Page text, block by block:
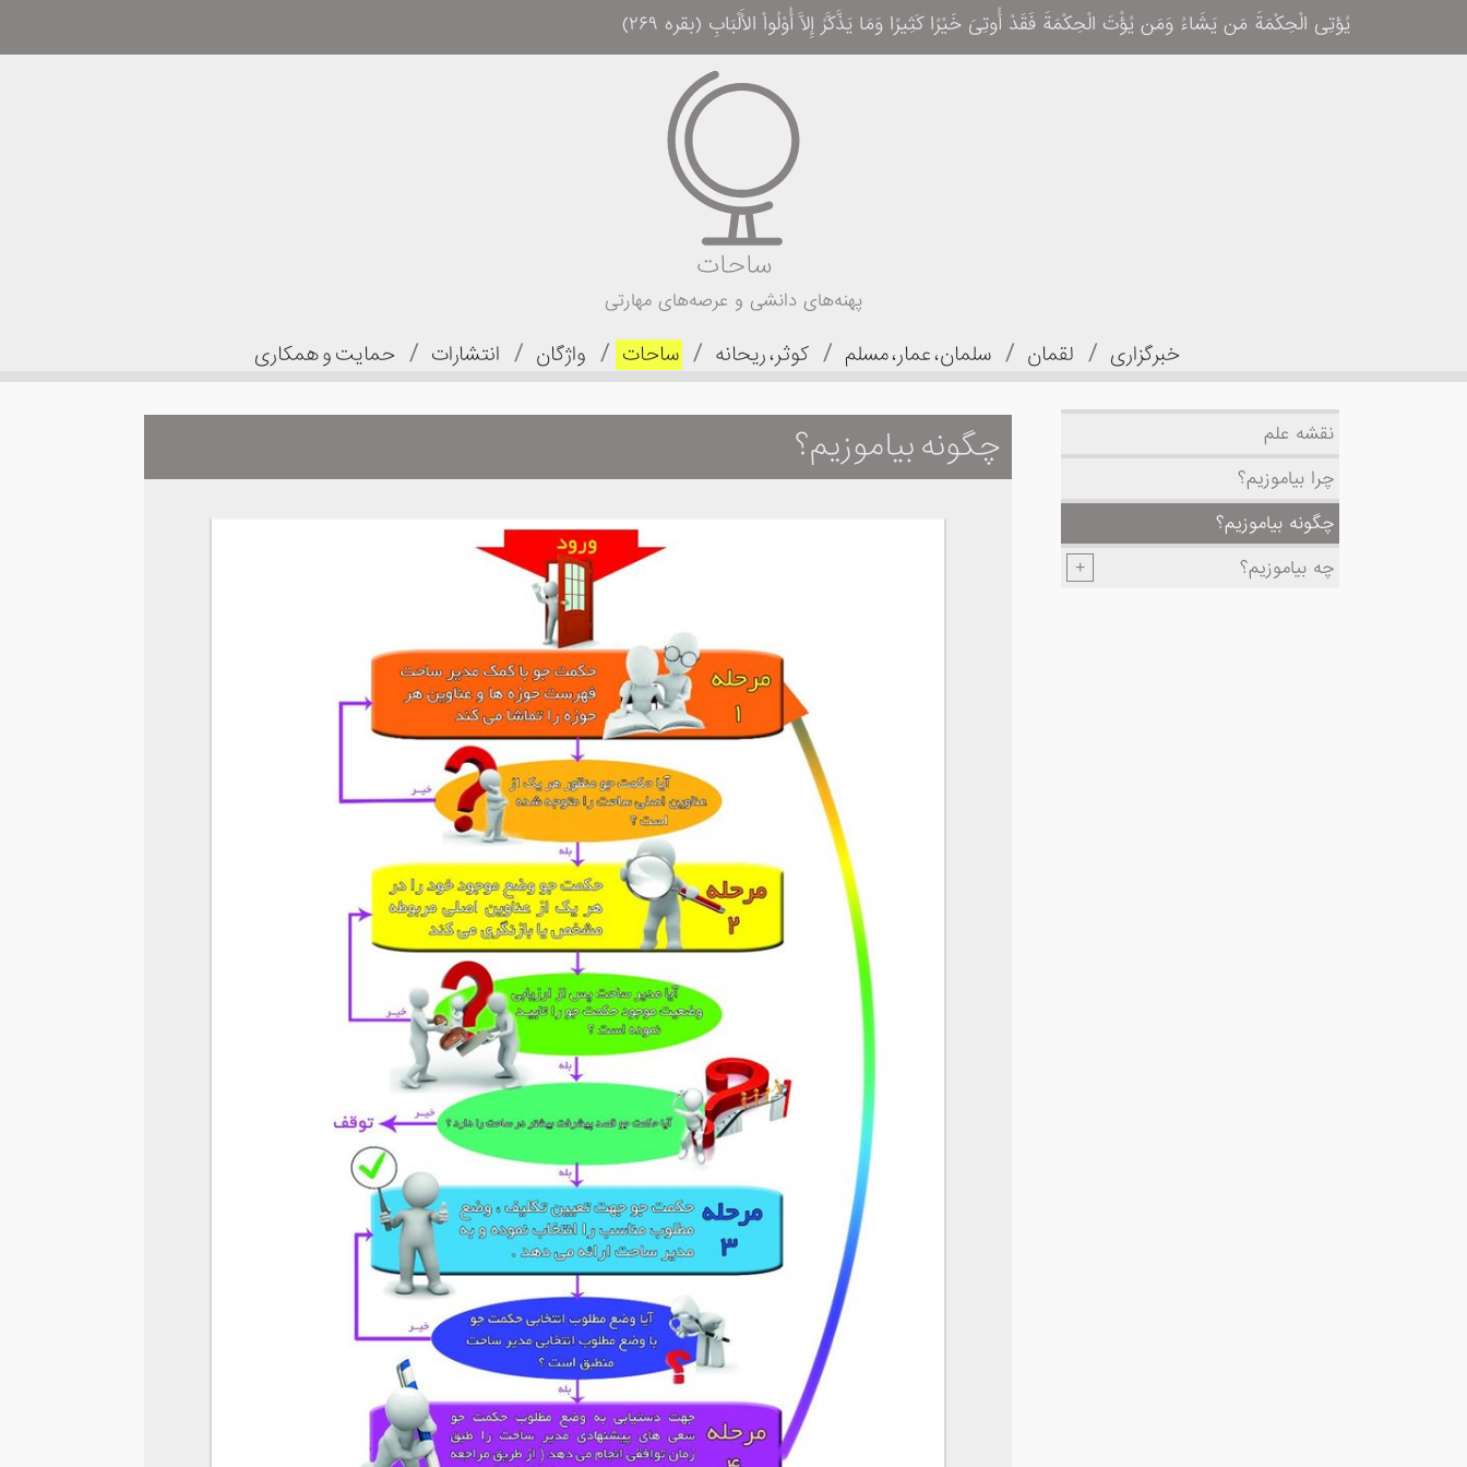
یُؤتِی الْحِکْمَةَ مَن یَشَاءُ وَمَن یُؤْتَ الْحِکْمَةَ فَقَدْ أُوتِیَ خَیْرًا کَثِیرًا وَمَا یَذَّکَّرُ إِلاَّ أُوْلُواْ الأَلْبَابِ (بقره ۲۶۹)
ساحات
پهنه‌های دانشی و عرصه‌های مهارتی
خبرگزاری / لقمان / سلمان، عمار، مسلم / کوثر، ریحانه / ساحات / واژگان / انتشارات / حمایت و همکاری
نقشه علم
چرا بیاموزیم؟
چگونه بیاموزیم؟
چه بیاموزیم؟
+
چگونه بیاموزیم؟